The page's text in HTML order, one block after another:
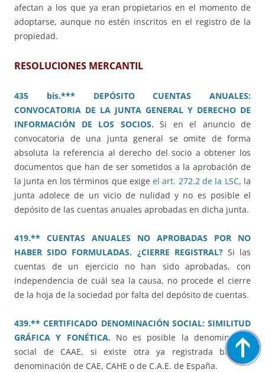
afectan a los que ya eran propietarios en el momento de
adoptarse, aunque no estén inscritos en el registro de la
propiedad.
RESOLUCIONES MERCANTIL
435 bis.*** DEPÓSITO CUENTAS ANUALES:
CONVOCATORIA DE LA JUNTA GENERAL Y DERECHO DE
INFORMACIÓN DE LOS SOCIOS.Si en el anuncio de
convocatoria de una junta general se omite de forma
absoluta la referencia al derecho del socio a obtener los
documentos que han de ser sometidos a la aprobación de
la junta en los términos que exigeel art. 272.2 de la LSC, la
junta adolece de un vicio de nulidad y no es posible el
depósito de las cuentas anuales aprobadas en dicha junta.
419.** CUENTAS ANUALES NO APROBADAS POR NO
HABER SIDO FORMULADAS. ¿CIERRE REGISTRAL?Si las
cuentas de un ejercicio no han sido aprobadas, con
independencia de cuál sea la causa, no procede el cierre
de la hoja de la sociedad por falta del depósito de cuentas.
439.** CERTIFICADO DENOMINACIÓN SOCIAL: SIMILITUD
GRÁFICA Y FONÉTICA. No es posible la denominación
social de CAAE, si existe otra ya registrada bajo la
denominación de CAE, CAHE o de C.A.E. de España.